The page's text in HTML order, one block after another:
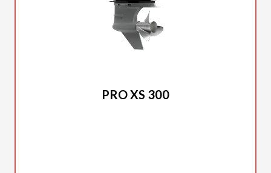
PRO XS 300